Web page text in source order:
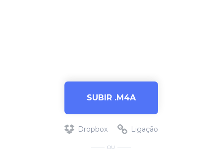
SUBIR .M4A
Dropbox Ligação
OU